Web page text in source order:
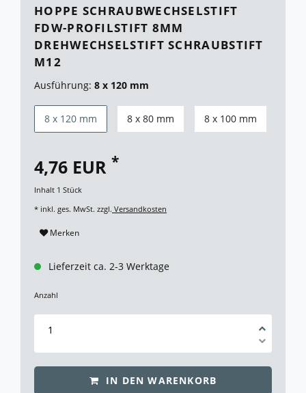
HOPPE SCHRAUBWECHSELSTIFT
FDW-PROFILSTIFT 8MM
DREHWECHSELSTIFT SCHRAUBSTIFT
M12
Ausführung: 8 x 120 mm
8 x 120 mm 8 x 80 mm 8 x 100 mm
4,76 EUR *
Inhalt 1 Stück
* inkl. ges. MwSt. zzgl. Versandkosten
Merken
Lieferzeit ca. 2-3 Werktage
Anzahl
IN DEN WARENKORB